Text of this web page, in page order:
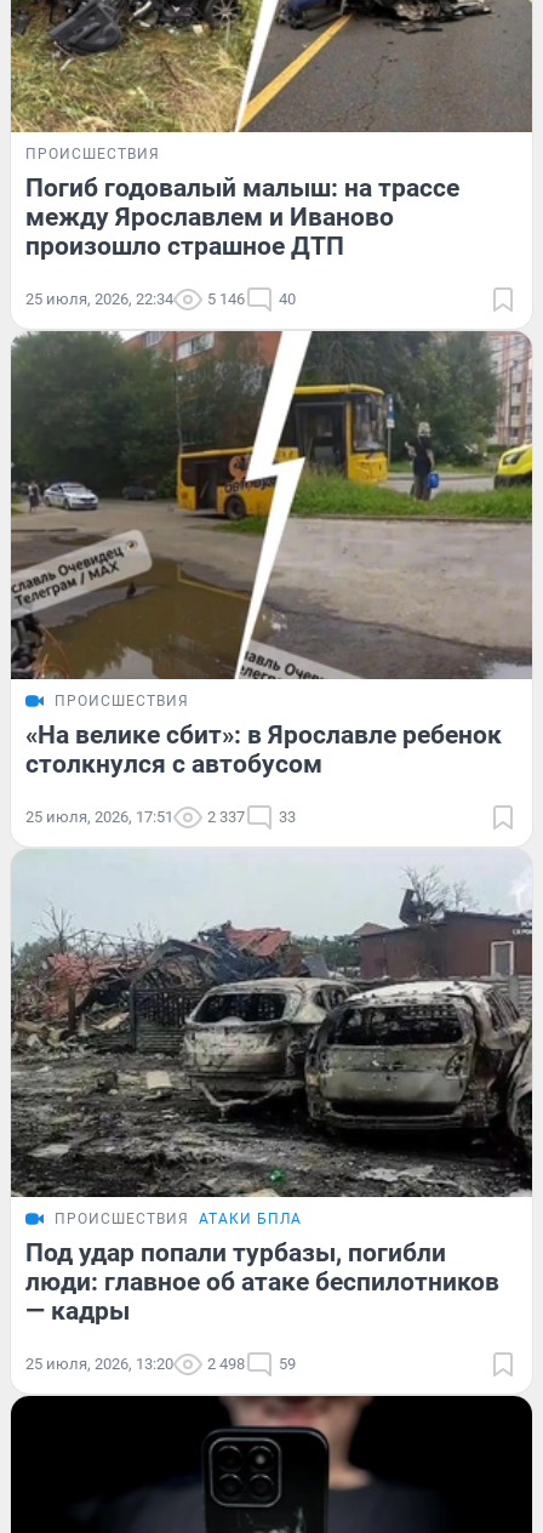
ПРОИСШЕСТВИЯ
Погиб годовалый малыш: на трассе
между Ярославлем и Иваново
произошло страшное ДТП
25 июля, 2026, 22:34 5 146 40
ПРОИСШЕСТВИЯ
«На велике сбит»: в Ярославле ребенок
столкнулся с автобусом
25 июля, 2026, 17:51 2 337 33
ПРОИСШЕСТВИЯ АТАКИ БПЛА
Под удар попали турбазы, погибли
люди: главное об атаке беспилотников
— кадры
25 июля, 2026, 13:20 2 498 59